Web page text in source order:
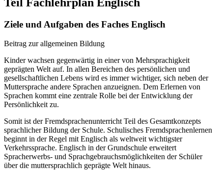
Teil Fachlehrplan Englisch
Ziele und Aufgaben des Faches Englisch
Beitrag zur allgemeinen Bildung
Kinder wachsen gegenwärtig in einer von Mehrsprachigkeit
geprägten Welt auf. In allen Bereichen des persönlichen und
gesellschaftlichen Lebens wird es immer wichtiger, sich neben der
Muttersprache andere Sprachen anzueignen. Dem Erlernen von
Sprachen kommt eine zentrale Rolle bei der Entwicklung der
Persönlichkeit zu.
Somit ist der Fremdsprachenunterricht Teil des Gesamtkonzepts
sprachlicher Bildung der Schule. Schulisches Fremdsprachenlernen
beginnt in der Regel mit Englisch als weltweit wichtigster
Verkehrssprache. Englisch in der Grundschule erweitert
Spracherwerbs- und Sprachgebrauchsmöglichkeiten der Schüler
über die muttersprachlich geprägte Welt hinaus.